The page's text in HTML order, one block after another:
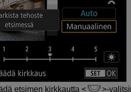
etsimen kirkkautta -